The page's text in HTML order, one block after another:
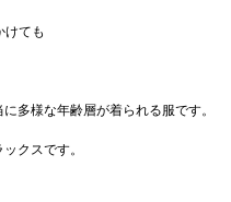
けても
多様な年齢層が着られる服です。
クスです。